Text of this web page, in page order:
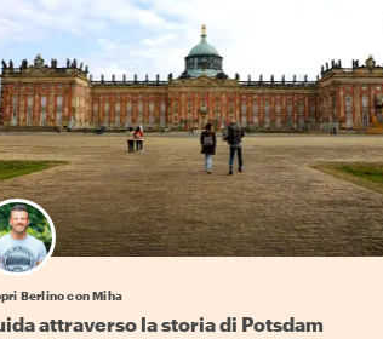
Berlino con Miha
attraverso la storia di Potsdam